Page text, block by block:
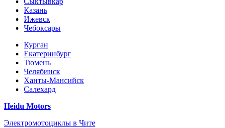
Казань
Ижевск
Чебоксары
Курган
Екатеринбург
Тюмень
Челябинск
Ханты-Мансийск
Салехард
Heidu Motors
Электромотоциклы в Чите